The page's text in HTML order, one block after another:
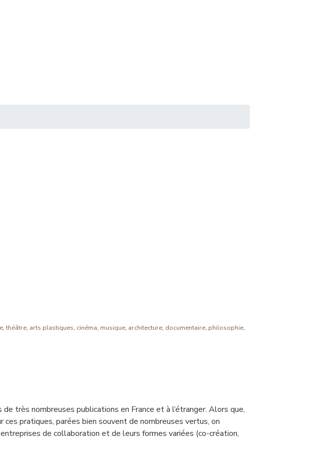
,théâtre, arts plastiques, cinéma, musique, architecture, documentaire, philosophie,
très nombreuses publications en France et à l’étranger. Alors que,
pratiques, parées bien souvent de nombreuses vertus, on
de collaboration et de leurs formes variées (co-création,